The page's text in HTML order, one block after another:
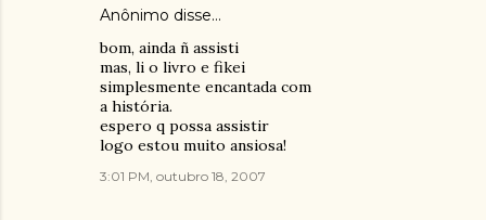
Anônimo disse…
bom, ainda ñ assisti
mas, li o livro e fikei
simplesmente encantada com
a história.
espero q possa assistir
logo estou muito ansiosa!
3:01 PM, outubro 18, 2007